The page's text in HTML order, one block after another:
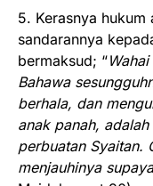
5. Kerasnya
sandarannya
bermaksud; “
Bahawa
berhala, dan
anak panah,
perbuatan Syaitan.
menjauhinya